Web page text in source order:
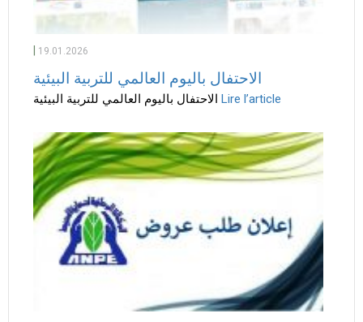
19.01.2026
الاحتفال باليوم العالمي للتربية البيئية
Lire l’article